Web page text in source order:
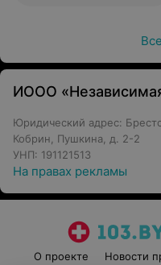
ИООО
Юридический адрес:
Кобрин, Пушкина, д. 2-2
УНП: 191121513
На правах рекламы
О проекте Новости